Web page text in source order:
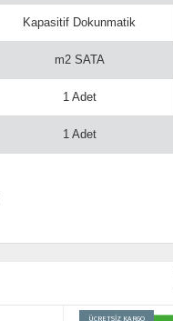
Kapasitif Dokunmatik
m2 SATA
1 Adet
1 Adet
ÜCRETSİZ KARGO